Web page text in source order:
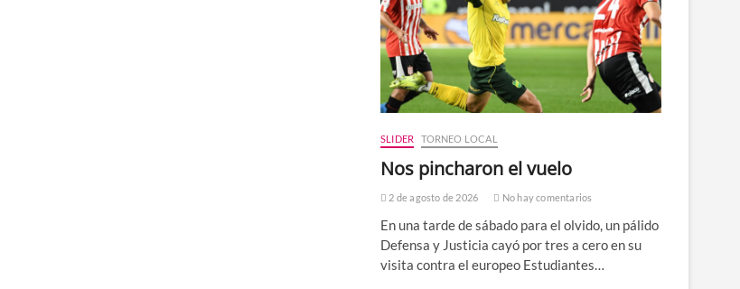
SLIDER TORNEO LOCAL
Nos pincharon el vuelo
2 de agosto de 2026 No hay comentarios
En una tarde de sábado para el olvido, un pálido
Defensa y Justicia cayó por tres a cero en su
visita contra el europeo Estudiantes…